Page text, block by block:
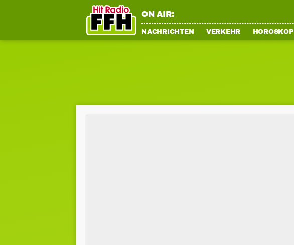
ON AIR:
NACHRICHTEN VERKEHR HOROSKOP